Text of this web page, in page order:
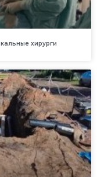
хирурги